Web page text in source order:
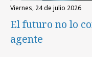
viernes, 24 de julio 2026
El futuro no lo
agente